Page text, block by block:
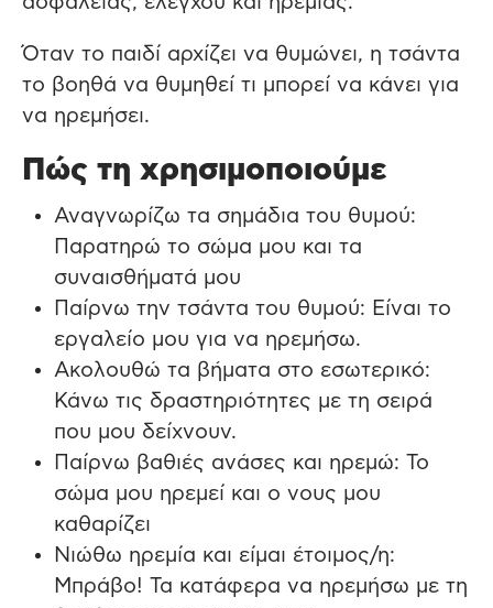
Όταν το παιδί αρχίζει να θυμώνει, η τσάντα
το βοηθά να θυμηθεί τι μπορεί να κάνει για
να ηρεμήσει.
Πώς τη χρησιμοποιούμε
Αναγνωρίζω τα σημάδια του θυμού:
Παρατηρώ το σώμα μου και τα
συναισθήματά μου
Παίρνω την τσάντα του θυμού: Είναι το
εργαλείο μου για να ηρεμήσω.
Ακολουθώ τα βήματα στο εσωτερικό:
Κάνω τις δραστηριότητες με τη σειρά
που μου δείχνουν.
Παίρνω βαθιές ανάσες και ηρεμώ: Το
σώμα μου ηρεμεί και ο νους μου
καθαρίζει
Νιώθω ηρεμία και είμαι έτοιμος/η:
Μπράβο! Τα κατάφερα να ηρεμήσω με τη